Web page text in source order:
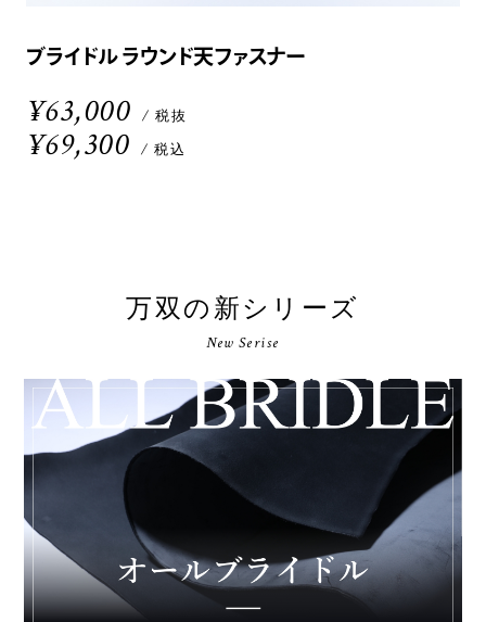
ブライドル ラウンド天ファスナー
¥63,000 / 税抜
¥69,300 / 税込
万双の新シリーズ
New Serise